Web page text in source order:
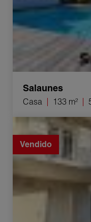
Salaunes
Casa 133 m²
Venda Casa Libourne
Vendido